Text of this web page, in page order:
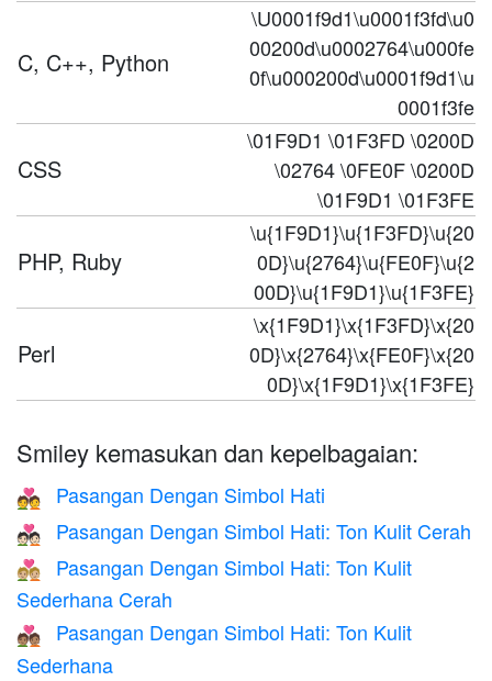
C, C++, Python
\U0001f9d1\u0001f3fd\u0
00200d\u0002764\u000fe
0f\u000200d\u0001f9d1\u
0001f3fe
CSS
\01F9D1 \01F3FD \0200D
\02764 \0FE0F \0200D
\01F9D1 \01F3FE
PHP, Ruby
\u{1F9D1}\u{1F3FD}\u{20
0D}\u{2764}\u{FE0F}\u{2
00D}\u{1F9D1}\u{1F3FE}
Perl
\x{1F9D1}\x{1F3FD}\x{20
0D}\x{2764}\x{FE0F}\x{20
0D}\x{1F9D1}\x{1F3FE}
Smiley kemasukan dan kepelbagaian:
💑 Pasangan Dengan Simbol Hati
💑🏻 Pasangan Dengan Simbol Hati: Ton Kulit Cerah
💑🏼
Pasangan Dengan Simbol Hati: Ton Kulit
Sederhana Cerah
💑🏽
Pasangan Dengan Simbol Hati: Ton Kulit
Sederhana